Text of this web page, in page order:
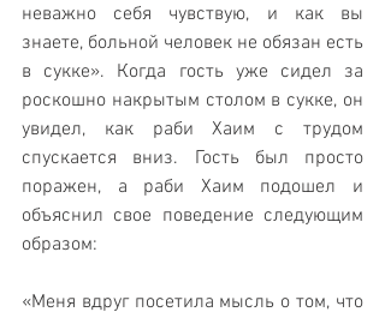
неважно себя чувствую, и как вы
знаете, больной человек не обязан есть
в сукке». Когда гость уже сидел за
роскошно накрытым столом в сукке, он
увидел, как раби Хаим с трудом
спускается вниз. Гость был просто
поражен, а раби Хаим подошел и
объяснил свое поведение следующим
образом:
«Меня вдруг посетила мысль о том, что